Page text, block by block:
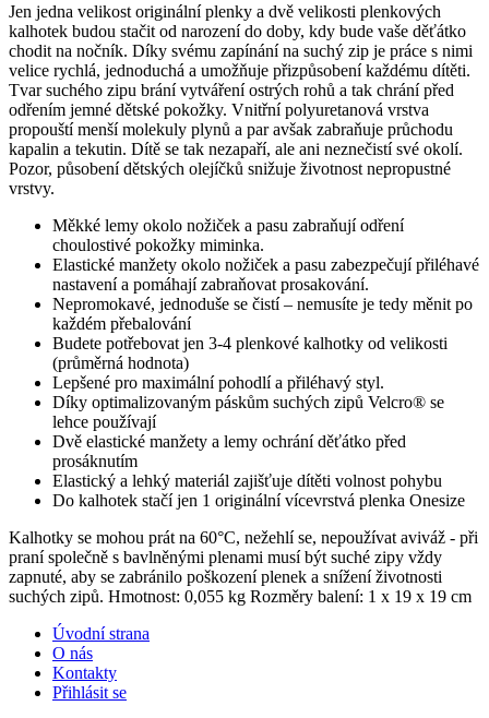
Jen jedna velikost originální plenky a dvě velikosti plenkových
kalhotek budou stačit od narození do doby, kdy bude vaše děťátko
chodit na nočník. Díky svému zapínání na suchý zip je práce s nimi
velice rychlá, jednoduchá a umožňuje přizpůsobení každému dítěti.
Tvar suchého zipu brání vytváření ostrých rohů a tak chrání před
odřením jemné dětské pokožky. Vnitřní polyuretanová vrstva
propouští menší molekuly plynů a par avšak zabraňuje průchodu
kapalin a tekutin. Dítě se tak nezapaří, ale ani neznečistí své okolí.
Pozor, působení dětských olejíčků snižuje životnost nepropustné
vrstvy.
Měkké lemy okolo nožiček a pasu zabraňují odření
choulostivé pokožky miminka.
Elastické manžety okolo nožiček a pasu zabezpečují přiléhavé
nastavení a pomáhají zabraňovat prosakování.
Nepromokavé, jednoduše se čistí – nemusíte je tedy měnit po
každém přebalování
Budete potřebovat jen 3-4 plenkové kalhotky od velikosti
(průměrná hodnota)
Lepšené pro maximální pohodlí a přiléhavý styl.
Díky optimalizovaným páskům suchých zipů Velcro® se
lehce používají
Dvě elastické manžety a lemy ochrání děťátko před
prosáknutím
Elastický a lehký materiál zajišťuje dítěti volnost pohybu
Do kalhotek stačí jen 1 originální vícevrstvá plenka Onesize
Kalhotky se mohou prát na 60°C, nežehlí se, nepoužívat aviváž - při
praní společně s bavlněnými plenami musí být suché zipy vždy
zapnuté, aby se zabránilo poškození plenek a snížení životnosti
suchých zipů. Hmotnost: 0,055 kg Rozměry balení: 1 x 19 x 19 cm
Úvodní strana
O nás
Kontakty
Přihlásit se